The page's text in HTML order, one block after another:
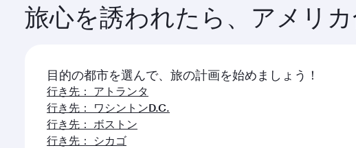
旅心を誘われたら、アメリ
目的の都市を選んで、旅の計画を始めましょう！
行き先： アトランタ
行き先： ワシントンD.C.
行き先： ボストン
行き先： シカゴ